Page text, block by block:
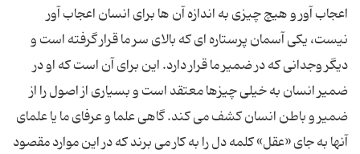
اعجاب آور و هیچ چیزى به اندازه آن ها براى انسان اعجاب آور
نیست، یکى آسمان پرستاره اى که بالاى سر ما قرار گرفته است و
دیگر وجدانى که در ضمیر ما قرار دارد. این براى آن است که او در
ضمیر انسان به خیلى چیزها معتقد است و بسیارى از اصول را از
ضمیر و باطن انسان کشف مى کند. گاهى علما و عرفاى ما یا علماى
آنها به جاى «عقل» کلمه دل را به کار مى برند که در این موارد مقصود